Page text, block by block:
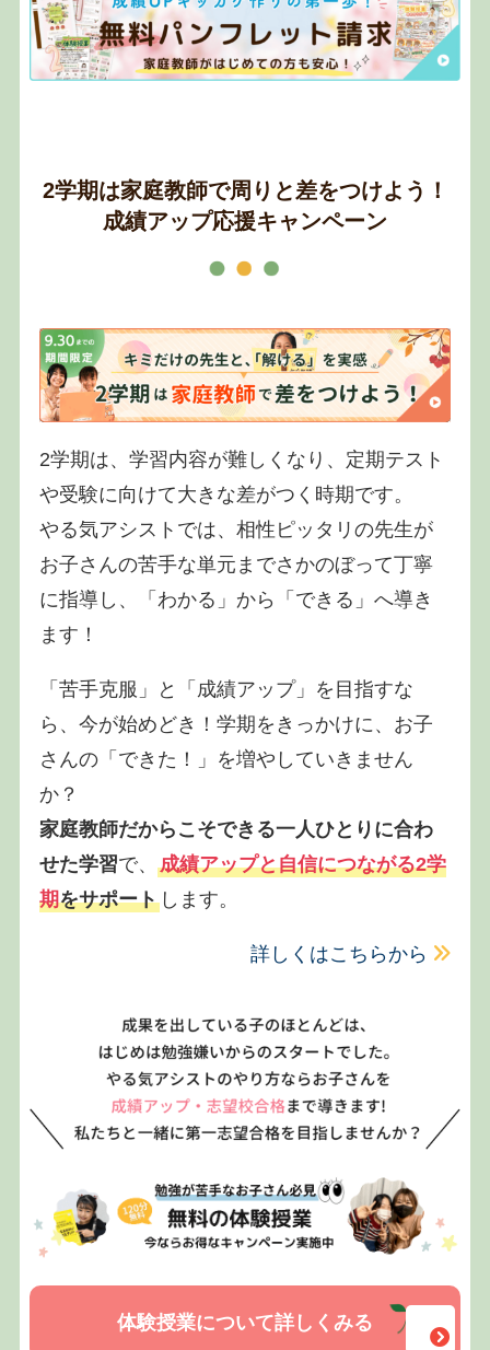
2学期は家庭教師で周りと差をつけよう！
成績アップ応援キャンペーン
2学期は、学習内容が難しくなり、定期テスト
や受験に向けて大きな差がつく時期です。
やる気アシストでは、相性ピッタリの先生が
お子さんの苦手な単元までさかのぼって丁寧
に指導し、「わかる」から「できる」へ導き
ます！
「苦手克服」と「成績アップ」を目指すな
ら、今が始めどき！学期をきっかけに、お子
さんの「できた！」を増やしていきません
か？
家庭教師だからこそできる一人ひとりに合わ
せた学習で、 成績アップと自信につながる2学
期をサポートします。
詳しくはこちらから
体験授業について詳しくみる